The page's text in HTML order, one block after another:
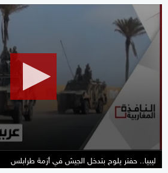
ليبيا.. حفتر يلوح بتدخل الجيش في أزمة طرابلس